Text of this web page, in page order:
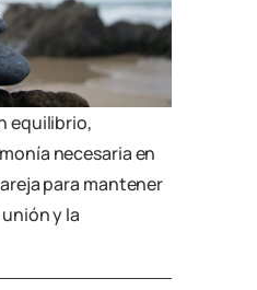
equilibrio,
necesaria en
para mantener
y la